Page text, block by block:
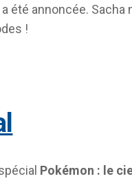
été annoncée. Sacha
!
Pokémon : le